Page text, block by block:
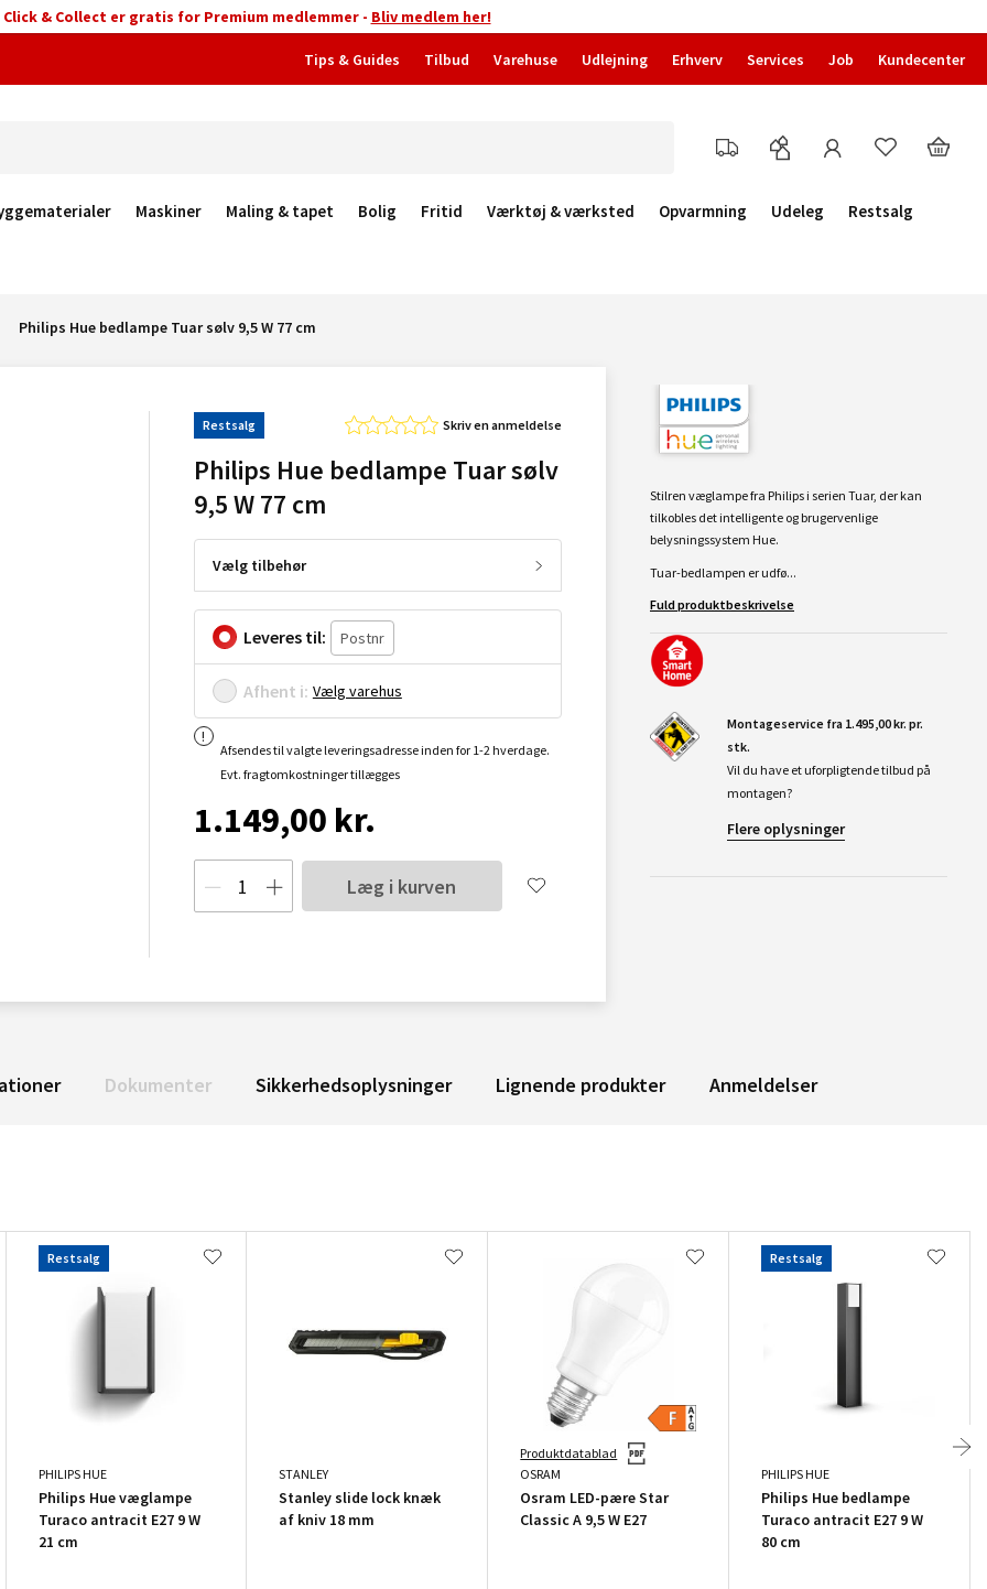
Click & Collect er gratis for Premium medlemmer - Bliv medlem her!
Tips & Guides Tilbud Varehuse Udlejning Erhverv Services Job Kundecenter
Maskiner Maling & tapet Bolig Fritid Værktøj & værksted Opvarmning Udeleg Restsalg
Philips Hue bedlampe Tuar sølv 9,5 W 77 cm
Restsalg Skriv en anmeldelse
Philips Hue bedlampe Tuar sølv
9,5 W 77 cm
Vælg tilbehør
Leveres til:
Afhent i: Vælg varehus
Afsendes til valgte leveringsadresse inden for 1-2 hverdage.
Evt. fragtomkostninger tillægges
1.149,00 kr.
Læg i kurven
Stilren væglampe fra Philips i serien Tuar, der kan
tilkobles det intelligente og brugervenlige
belysningssystem Hue.
Tuar-bedlampen er udfø...
Fuld produktbeskrivelse
Montageservice fra 1.495,00 kr. pr.
stk.
Vil du have et uforpligtende tilbud på
montagen?
Flere oplysninger
Dokumenter Sikkerhedsoplysninger Lignende produkter Anmeldelser
Restsalg
PHILIPS HUE
Philips Hue væglampe
Turaco antracit E27 9 W
21 cm
STANLEY
Stanley slide lock knæk
af kniv 18 mm
Produktdatablad
OSRAM
Osram LED-pære Star
Classic A 9,5 W E27
Restsalg
PHILIPS HUE
Philips Hue bedlampe
Turaco antracit E27 9 W
80 cm